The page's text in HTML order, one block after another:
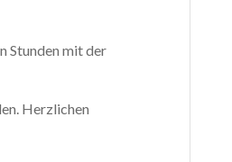
Stunden mit der
Herzlichen